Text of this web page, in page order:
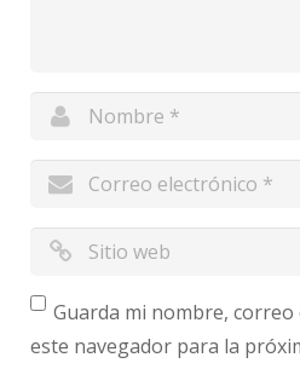
Guarda mi nombre,
este navegador para la